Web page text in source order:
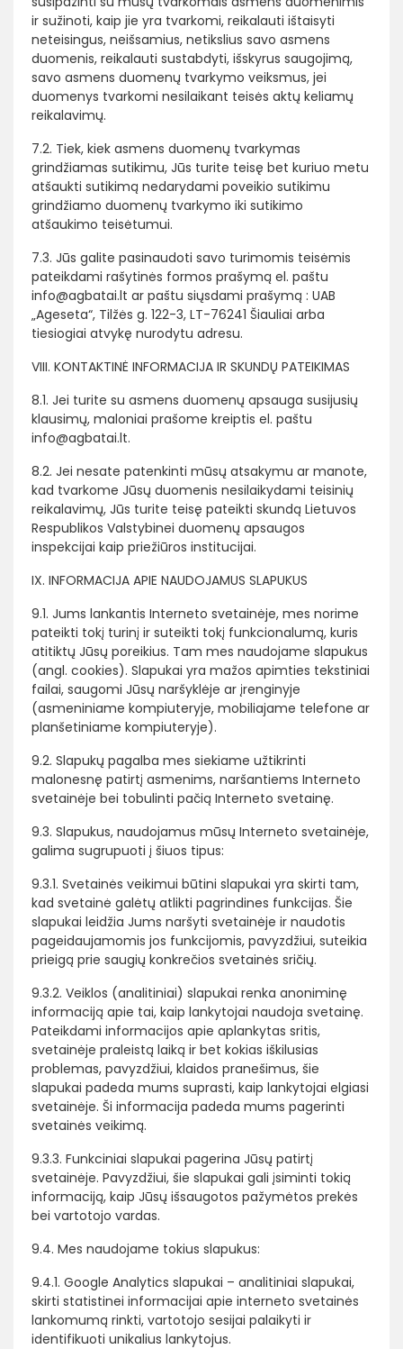
ir sužinoti, kaip jie yra tvarkomi, reikalauti ištaisyti
neteisingus, neišsamius, netikslius savo asmens
duomenis, reikalauti sustabdyti, išskyrus saugojimą,
savo asmens duomenų tvarkymo veiksmus, jei
duomenys tvarkomi nesilaikant teisės aktų keliamų
reikalavimų.
7.2. Tiek, kiek asmens duomenų tvarkymas
grindžiamas sutikimu, Jūs turite teisę bet kuriuo metu
atšaukti sutikimą nedarydami poveikio sutikimu
grindžiamo duomenų tvarkymo iki sutikimo
atšaukimo teisėtumui.
7.3. Jūs galite pasinaudoti savo turimomis teisėmis
pateikdami rašytinės formos prašymą el. paštu
info@agbatai.lt ar paštu siųsdami prašymą : UAB
„Ageseta“, Tilžės g. 122-3, LT-76241 Šiauliai arba
tiesiogiai atvykę nurodytu adresu.
VIII. KONTAKTINĖ INFORMACIJA IR SKUNDŲ PATEIKIMAS
8.1. Jei turite su asmens duomenų apsauga susijusių
klausimų, maloniai prašome kreiptis el. paštu
info@agbatai.lt.
8.2. Jei nesate patenkinti mūsų atsakymu ar manote,
kad tvarkome Jūsų duomenis nesilaikydami teisinių
reikalavimų, Jūs turite teisę pateikti skundą Lietuvos
Respublikos Valstybinei duomenų apsaugos
inspekcijai kaip priežiūros institucijai.
IX. INFORMACIJA APIE NAUDOJAMUS SLAPUKUS
9.1. Jums lankantis Interneto svetainėje, mes norime
pateikti tokį turinį ir suteikti tokį funkcionalumą, kuris
atitiktų Jūsų poreikius. Tam mes naudojame slapukus
(angl. cookies). Slapukai yra mažos apimties tekstiniai
failai, saugomi Jūsų naršyklėje ar įrenginyje
(asmeniniame kompiuteryje, mobiliajame telefone ar
planšetiniame kompiuteryje).
9.2. Slapukų pagalba mes siekiame užtikrinti
malonesnę patirtį asmenims, naršantiems Interneto
svetainėje bei tobulinti pačią Interneto svetainę.
9.3. Slapukus, naudojamus mūsų Interneto svetainėje,
galima sugrupuoti į šiuos tipus:
9.3.1. Svetainės veikimui būtini slapukai yra skirti tam,
kad svetainė galėtų atlikti pagrindines funkcijas. Šie
slapukai leidžia Jums naršyti svetainėje ir naudotis
pageidaujamomis jos funkcijomis, pavyzdžiui, suteikia
prieigą prie saugių konkrečios svetainės sričių.
9.3.2. Veiklos (analitiniai) slapukai renka anoniminę
informaciją apie tai, kaip lankytojai naudoja svetainę.
Pateikdami informacijos apie aplankytas sritis,
svetainėje praleistą laiką ir bet kokias iškilusias
problemas, pavyzdžiui, klaidos pranešimus, šie
slapukai padeda mums suprasti, kaip lankytojai elgiasi
svetainėje. Ši informacija padeda mums pagerinti
svetainės veikimą.
9.3.3. Funkciniai slapukai pagerina Jūsų patirtį
svetainėje. Pavyzdžiui, šie slapukai gali įsiminti tokią
informaciją, kaip Jūsų išsaugotos pažymėtos prekės
bei vartotojo vardas.
9.4. Mes naudojame tokius slapukus:
9.4.1. Google Analytics slapukai – analitiniai slapukai,
skirti statistinei informacijai apie interneto svetainės
lankomumą rinkti, vartotojo sesijai palaikyti ir
identifikuoti unikalius lankytojus.